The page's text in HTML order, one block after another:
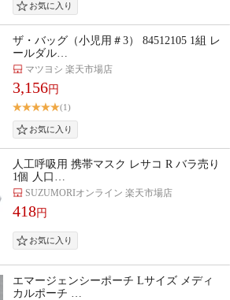
ザ・バッグ（小児用＃3） 84512105 1組 レ
ールダル…
マツヨシ 楽天市場店
3,156円
(1)
人工呼吸用 携帯マスク レサコ R バラ売り
1個 人口…
SUZUMORIオンライン 楽天市場店
418円
エマージェンシーポーチ Lサイズ メディ
カルポーチ …